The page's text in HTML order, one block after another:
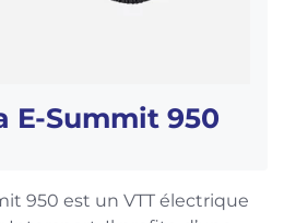
E-Summit 950
950 est un VTT électrique